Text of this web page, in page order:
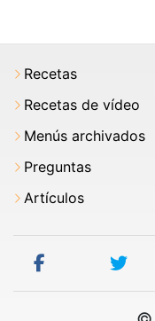
Recetas
Recetas de vídeo
Menús archivados
Preguntas
Artículos
facebook